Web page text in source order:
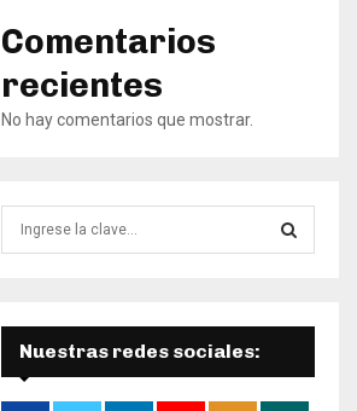
Comentarios
recientes
No hay comentarios que mostrar.
Ú
S
Nuestras redes sociales: